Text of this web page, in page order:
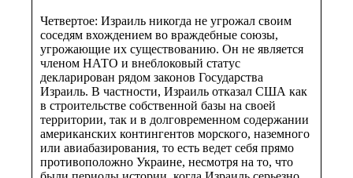
Четвертое: Израиль никогда не угрожал своим
соседям вхождением во враждебные союзы,
угрожающие их существованию. Он не является
членом НАТО и внеблоковый статус
декларирован рядом законов Государства
Израиль. В частности, Израиль отказал США как
в строительстве собственной базы на своей
территории, так и в долговременном содержании
американских контингентов морского, наземного
или авиабазирования, то есть ведет себя прямо
противоположно Украине, несмотря на то, что